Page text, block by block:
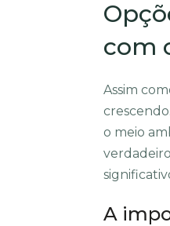
com
Assim
o meio
A